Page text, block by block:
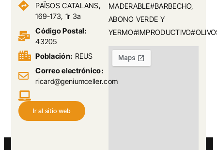
MADERABLE#BARBECHO,
ABONO VERDE Y
PAÏSOS CATALANS,
169-173, 1r 3a
Código Postal:
43205
Población: REUS
Correo electrónico:
ricard@geniumceller.com
Ir al sitio web